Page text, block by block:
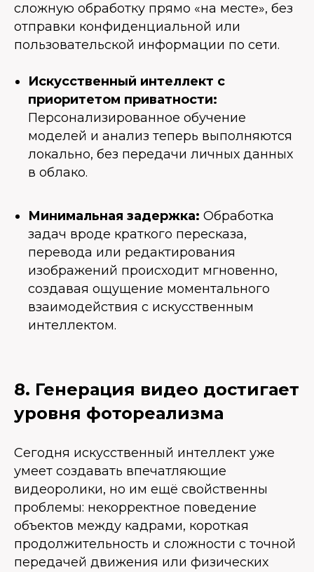
сложную обработку прямо «на месте», без
отправки конфиденциальной или
пользовательской информации по сети.
Искусственный интеллект с
приоритетом приватности:
Персонализированное обучение
моделей и анализ теперь выполняются
локально, без передачи личных данных
в облако.
Минимальная задержка: Обработка
задач вроде краткого пересказа,
перевода или редактирования
изображений происходит мгновенно,
создавая ощущение моментального
взаимодействия с искусственным
интеллектом.
8. Генерация видео достигает
уровня фотореализма
Сегодня искусственный интеллект уже
умеет создавать впечатляющие
видеоролики, но им ещё свойственны
проблемы: некорректное поведение
объектов между кадрами, короткая
продолжительность и сложности с точной
передачей движения или физических